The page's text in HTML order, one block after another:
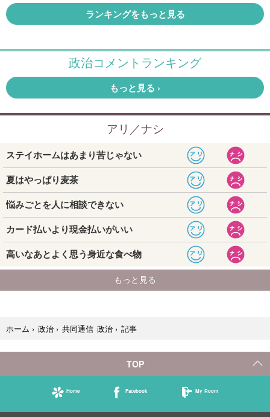
ランキングをもっと見る
ホーム › 政治 › 共同通信 政治 › 記事
TOP
Home Facebook My Room